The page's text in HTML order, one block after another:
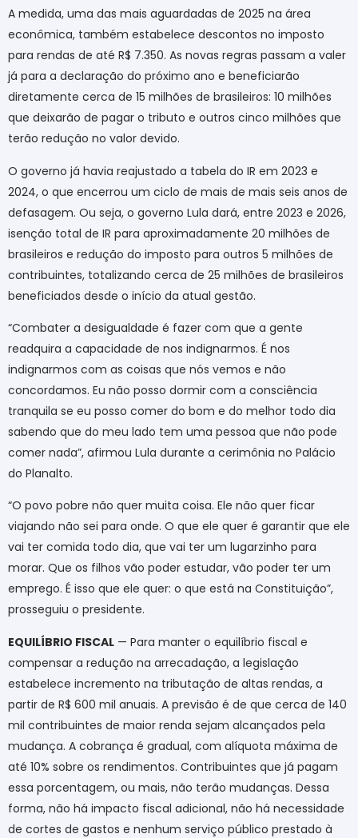
A medida, uma das mais aguardadas de 2025 na área
econômica, também estabelece descontos no imposto
para rendas de até R$ 7.350. As novas regras passam a valer
já para a declaração do próximo ano e beneficiarão
diretamente cerca de 15 milhões de brasileiros: 10 milhões
que deixarão de pagar o tributo e outros cinco milhões que
terão redução no valor devido.
O governo já havia reajustado a tabela do IR em 2023 e
2024, o que encerrou um ciclo de mais de mais seis anos de
defasagem. Ou seja, o governo Lula dará, entre 2023 e 2026,
isenção total de IR para aproximadamente 20 milhões de
brasileiros e redução do imposto para outros 5 milhões de
contribuintes, totalizando cerca de 25 milhões de brasileiros
beneficiados desde o início da atual gestão.
“Combater a desigualdade é fazer com que a gente
readquira a capacidade de nos indignarmos. É nos
indignarmos com as coisas que nós vemos e não
concordamos. Eu não posso dormir com a consciência
tranquila se eu posso comer do bom e do melhor todo dia
sabendo que do meu lado tem uma pessoa que não pode
comer nada”, afirmou Lula durante a cerimônia no Palácio
do Planalto.
“O povo pobre não quer muita coisa. Ele não quer ficar
viajando não sei para onde. O que ele quer é garantir que ele
vai ter comida todo dia, que vai ter um lugarzinho para
morar. Que os filhos vão poder estudar, vão poder ter um
emprego. É isso que ele quer: o que está na Constituição”,
prosseguiu o presidente.
EQUILÍBRIO FISCAL — Para manter o equilíbrio fiscal e
compensar a redução na arrecadação, a legislação
estabelece incremento na tributação de altas rendas, a
partir de R$ 600 mil anuais. A previsão é de que cerca de 140
mil contribuintes de maior renda sejam alcançados pela
mudança. A cobrança é gradual, com alíquota máxima de
até 10% sobre os rendimentos. Contribuintes que já pagam
essa porcentagem, ou mais, não terão mudanças. Dessa
forma, não há impacto fiscal adicional, não há necessidade
de cortes de gastos e nenhum serviço público prestado à